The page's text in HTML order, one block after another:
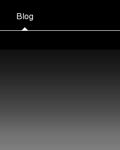
Blog